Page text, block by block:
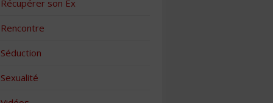
Récupérer son Ex
Rencontre
Séduction
Sexualité